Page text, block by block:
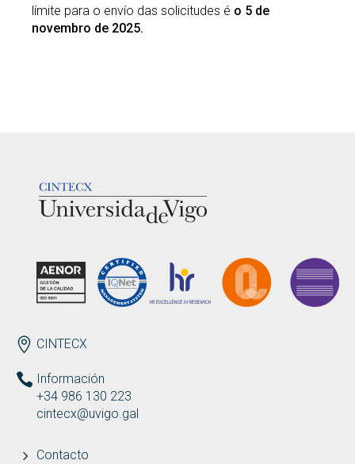
límite para o envío das solicitudes é o 5 de
novembro de 2025.
ENDEREZO
CINTECX
Información
+34 986 130 223
cintecx@uvigo.gal
Contacto